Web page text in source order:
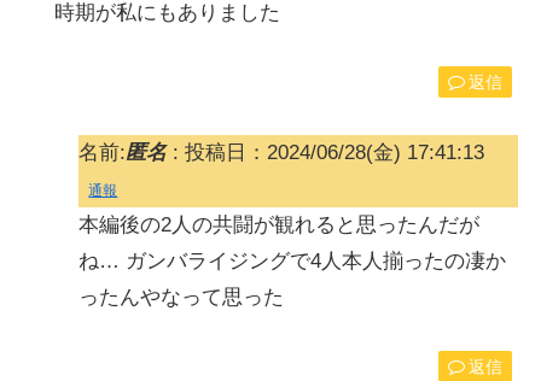
時期が私にもありました
返信
名前:匿名: 投稿日：2024/06/28(金) 17:41:13
通報
本編後の2人の共闘が観れると思ったんだが
ね… ガンバライジングで4人本人揃ったの凄か
ったんやなって思った
返信